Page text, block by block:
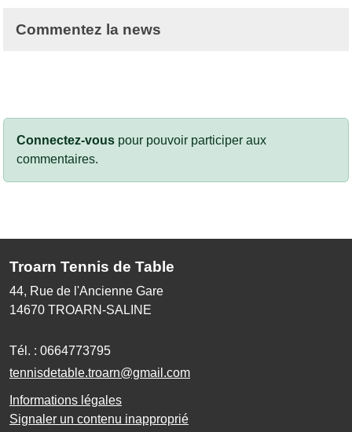
Commentez la news
Connectez-vous pour pouvoir participer aux
commentaires.
Troarn Tennis de Table
44, Rue de l'Ancienne Gare
14670 TROARN-SALINE
Tél. : 0664773795
tennisdetable.troarn@gmail.com
Informations légales
Signaler un contenu inapproprié